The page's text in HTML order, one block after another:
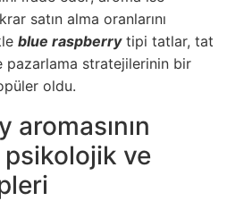
satın alma oranlarını
blue raspberrytipi tatlar, tat
pazarlama stratejilerinin bir
oldu.
aromasının
ve